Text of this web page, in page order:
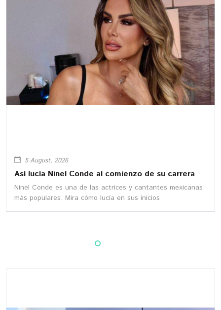
5 August, 2026
Así lucía Ninel Conde al comienzo de su carrera
Ninel Conde es una de las actrices y cantantes mexicanas
más populares. Mira cómo lucía en sus inicios